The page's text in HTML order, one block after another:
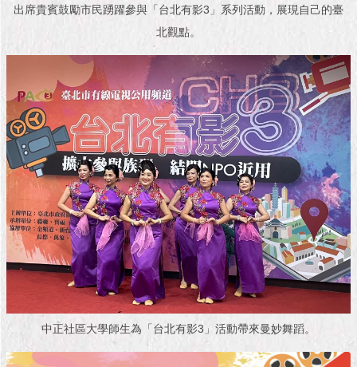
隱
訊
安
全
政
策
聯
絡
我
情
系
統
出席貴賓鼓勵市民踴躍參與「台北有影3」系列活動，展現自己的臺
北觀點。
中正社區大學師生為「台北有影3」活動帶來曼妙舞蹈。